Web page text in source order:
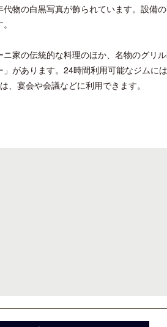
物の白黒写真が飾られています。設備
家の伝統的な料理のほか、名物のグリ
があります。24時間利用可能なジムに
宴会や会議などに利用できます。